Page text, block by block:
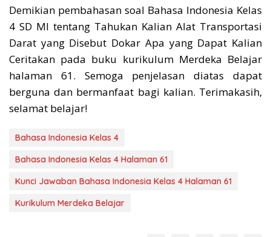
Demikian pembahasan soal Bahasa Indonesia Kelas
4 SD MI tentang Tahukan Kalian Alat Transportasi
Darat yang Disebut Dokar Apa yang Dapat Kalian
Ceritakan pada buku kurikulum Merdeka Belajar
halaman 61. Semoga penjelasan diatas dapat
berguna dan bermanfaat bagi kalian. Terimakasih,
selamat belajar!
Bahasa Indonesia Kelas 4
Bahasa Indonesia Kelas 4 Halaman 61
Kunci Jawaban Bahasa Indonesia Kelas 4 Halaman 61
Kurikulum Merdeka Belajar